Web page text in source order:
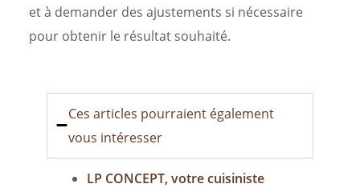
et à demander des ajustements si nécessaire
pour obtenir le résultat souhaité.
Ces articles pourraient également
vous intéresser
LP CONCEPT, votre cuisiniste